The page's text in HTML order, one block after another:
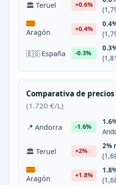
🏛 Teruel +0.6%
Aragón +0.4%
🇪🇸 España -0.3%
Comparativa de
(1.720 €/L)
📍 Andorra -1.6%
🏛 Teruel +2%
2%
Aragón +1.8%